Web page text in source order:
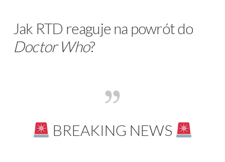
Jak RTD reaguje na powrót do
Doctor Who?
BREAKING NEWS